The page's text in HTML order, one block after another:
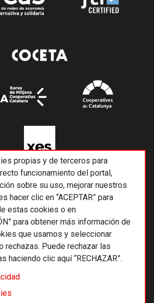
propias y de terceros para
funcionamiento del portal,
sobre su uso, mejorar nuestros
hacer clic en “ACEPTAR” para
estas cookies o en
para obtener más información de
que usamos y seleccionar
rechazas. Puede rechazar las
haciendo clic aquí “RECHAZAR”.
económicas SCCL
y condiciones de uso